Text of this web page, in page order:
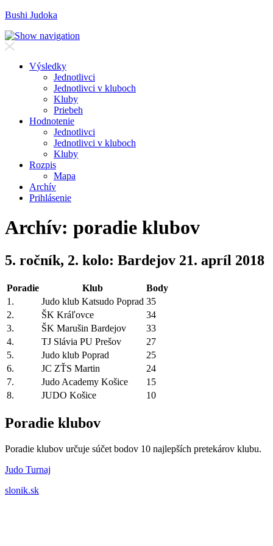
Bushi Judoka
Výsledky
Jednotlivci
Jednotlivci v kluboch
Kluby
Priebeh
Hodnotenie
Jednotlivci
Jednotlivci v kluboch
Kluby
Rozpis
Mapa
Archív
Prihlásenie
Archív: poradie klubov
5. ročník, 2. kolo: Bardejov 21. apríl 2018
Poradie Klub
Body
1.
Judo klub Katsudo Poprad 35
2.
ŠK Kráľovce
34
3.
ŠK Marušin Bardejov
33
4.
TJ Slávia PU Prešov
27
5.
Judo klub Poprad
25
6.
JC ZŤS Martin
24
7.
Judo Academy Košice
15
8.
JUDO Košice 10
Poradie klubov
Poradie klubov určuje súčet bodov 10 najlepších pretekárov klubu.
Judo Turnaj
slonik.sk